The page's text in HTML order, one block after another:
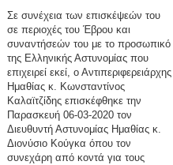
Σε συνέχεια των επισκέψεών του
σε περιοχές του Έβρου και
συναντήσεών του με το προσωπικό
της Ελληνικής Αστυνομίας που
επιχειρεί εκεί, ο Αντιπεριφερειάρχης
Ημαθίας κ. Κωνσταντίνος
Καλαϊτζίδης επισκέφθηκε την
Παρασκευή 06-03-2020 τον
Διευθυντή Αστυνομίας Ημαθίας κ.
Διονύσιο Κούγκα όπου τον
συνεχάρη από κοντά για τους